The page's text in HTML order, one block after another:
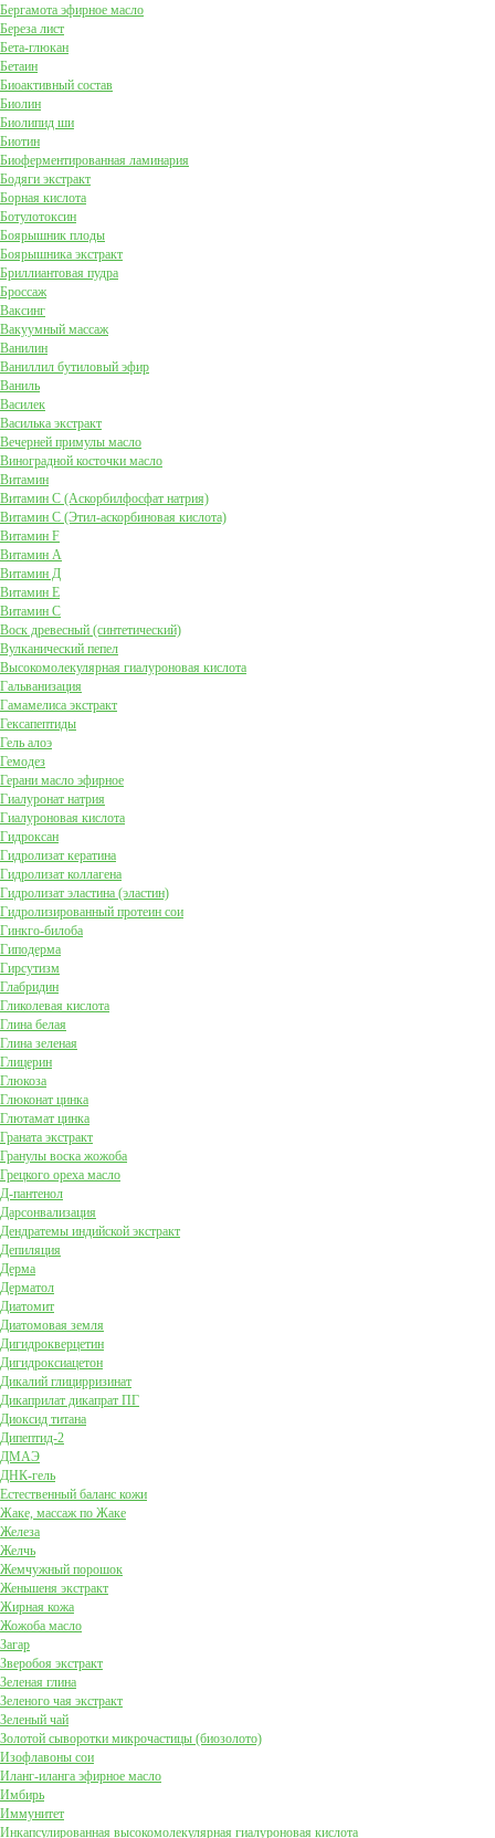
Бергамота эфирное масло
Береза лист
Бета-глюкан
Бетаин
Биоактивный состав
Биолин
Биолипид ши
Биотин
Биоферментированная ламинария
Бодяги экстракт
Борная кислота
Ботулотоксин
Боярышник плоды
Боярышника экстракт
Бриллиантовая пудра
Броссаж
Ваксинг
Вакуумный массаж
Ванилин
Ваниллил бутиловый эфир
Ваниль
Василек
Василька экстракт
Вечерней примулы масло
Виноградной косточки масло
Витамин
Витамин C (Аскорбилфосфат натрия)
Витамин C (Этил-аскорбиновая кислота)
Витамин F
Витамин А
Витамин Д
Витамин Е
Витамин С
Воск древесный (синтетический)
Вулканический пепел
Высокомолекулярная гиалуроновая кислота
Гальванизация
Гамамелиса экстракт
Гексапептиды
Гель алоэ
Гемодез
Герани масло эфирное
Гиалуронат натрия
Гиалуроновая кислота
Гидроксан
Гидролизат кератина
Гидролизат коллагена
Гидролизат эластина (эластин)
Гидролизированный протеин сои
Гинкго-билоба
Гиподерма
Гирсутизм
Глабридин
Гликолевая кислота
Глина белая
Глина зеленая
Глицерин
Глюкоза
Глюконат цинка
Глютамат цинка
Граната экстракт
Гранулы воска жожоба
Грецкого ореха масло
Д-пантенол
Дарсонвализация
Дендратемы индийской экстракт
Депиляция
Дерма
Дерматол
Диатомит
Диатомовая земля
Дигидрокверцетин
Дигидроксиацетон
Дикалий глицирризинат
Дикаприлат дикапрат ПГ
Диоксид титана
Дипептид-2
ДМАЭ
ДНК-гель
Естественный баланс кожи
Жаке, массаж по Жаке
Железа
Желчь
Жемчужный порошок
Женьшеня экстракт
Жирная кожа
Жожоба масло
Загар
Зверобоя экстракт
Зеленая глина
Зеленого чая экстракт
Зеленый чай
Золотой сыворотки микрочастицы (биозолото)
Изофлавоны сои
Иланг-иланга эфирное масло
Имбирь
Иммунитет
Инкапсулированная высокомолекулярная гиалуроновая кислота